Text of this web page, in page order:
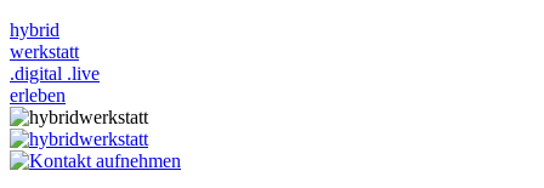
hybrid
werkstatt
.digital .live
erleben